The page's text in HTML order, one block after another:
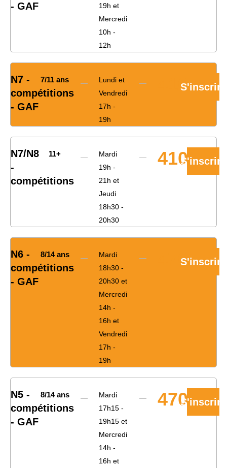
- GAF
19h et
Mercredi
10h -
12h
N7 -
compétitions
- GAF
7/11 ans
Lundi et
Vendredi
17h -
19h
410€
S'inscrire
N7/N8
-
compétitions
11+
Mardi
19h -
21h et
Jeudi
18h30 -
20h30
410€S'inscrire
N6 -
compétitions
- GAF
8/14 ans
Mardi
18h30 -
20h30 et
Mercredi
14h -
16h et
Vendredi
17h -
19h
470€
S'inscrire
N5 -
compétitions
- GAF
8/14 ans
Mardi
17h15 -
19h15 et
Mercredi
14h -
16h et
470€S'inscrire